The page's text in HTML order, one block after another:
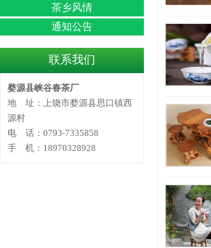
茶乡风情
通知公告
联系我们
婺源县峡谷春茶厂
地 址：上饶市婺源县思口镇西
源村
电 话：0793-7335858
手 机：18970328928